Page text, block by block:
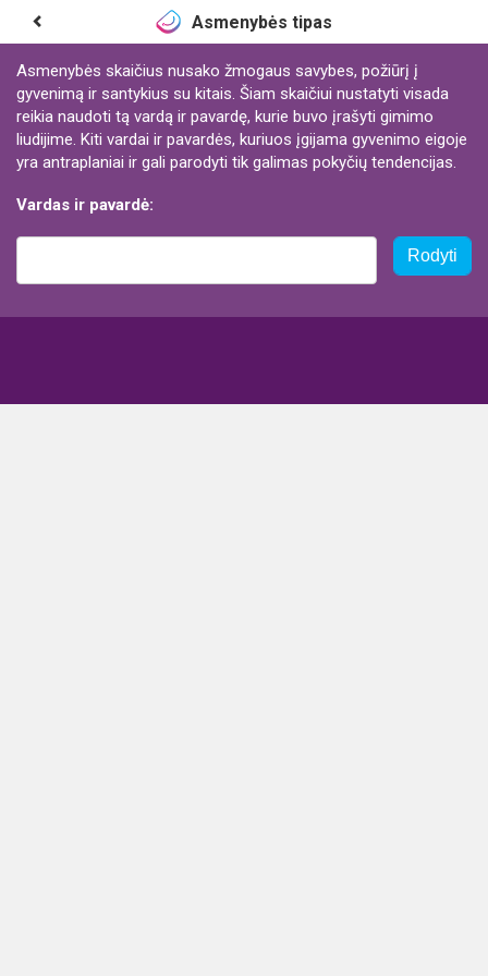
Asmenybės tipas
Asmenybės skaičius nusako žmogaus savybes, požiūrį į
gyvenimą ir santykius su kitais. Šiam skaičiui nustatyti visada
reikia naudoti tą vardą ir pavardę, kurie buvo įrašyti gimimo
liudijime. Kiti vardai ir pavardės, kuriuos įgijama gyvenimo eigoje
yra antraplaniai ir gali parodyti tik galimas pokyčių tendencijas.
Vardas ir pavardė:
Rodyti